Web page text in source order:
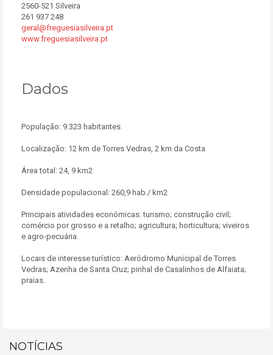
2560-521 Silveira
261 937 248
geral@freguesiasilveira.pt
www.freguesiasilveira.pt
Dados
População: 9.323 habitantes
Localização: 12 km de Torres Vedras, 2 km da Costa
Área total: 24, 9 km2
Densidade populacional: 260,9 hab./ km2
Principais atividades económicas: turismo; construção civil;
comércio por grosso e a retalho; agricultura; horticultura; viveiros
e agro-pecuária.
Locais de interesse turístico: Aeródromo Municipal de Torres
Vedras; Azenha de Santa Cruz; pinhal de Casalinhos de Alfaiata;
praias.
NOTÍCIAS